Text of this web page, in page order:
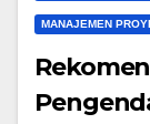
MANAJEMEN